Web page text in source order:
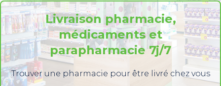
Livraison pharmacie,
médicaments et
parapharmacie 7j/7
Trouver une pharmacie pour être livré chez vous